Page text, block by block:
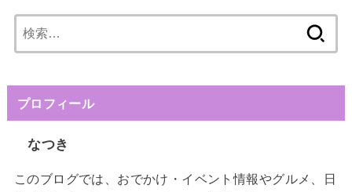
索:
プロフィール
なつき
このブログでは、おでかけ・イベント情報やグルメ、日